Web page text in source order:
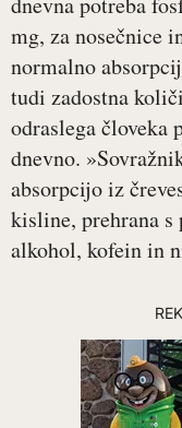
mg, za nosečnice
normalno
tudi zadostna
odraslega človeka
dnevno.
absorpcijo iz
kisline, prehrana
alkohol, kofein in